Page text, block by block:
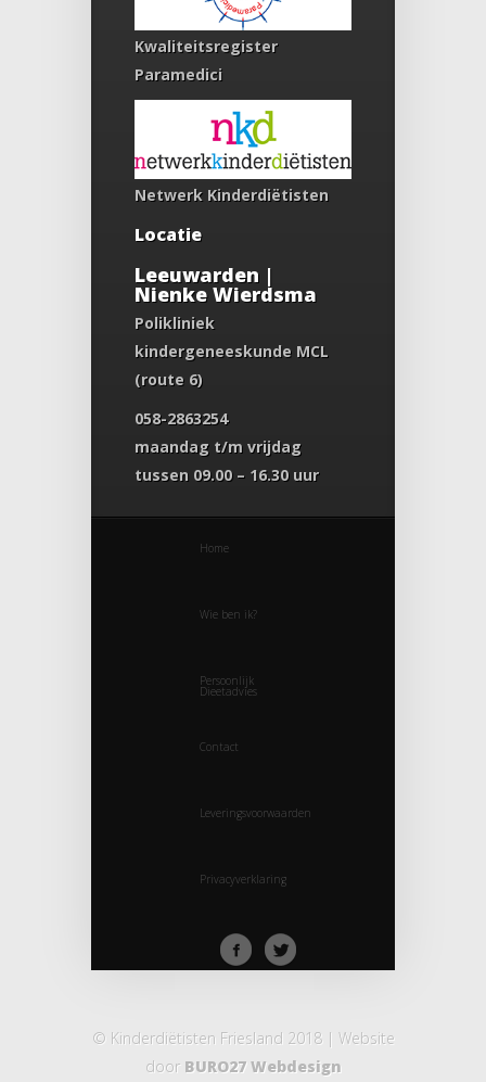
Kwaliteitsregister
Paramedici
Netwerk Kinderdiëtisten
Locatie
Leeuwarden |
Nienke Wierdsma
Polikliniek
kindergeneeskunde MCL
(route 6)
058-2863254
maandag t/m vrijdag
tussen 09.00 – 16.30 uur
Home
Wie ben ik?
Persoonlijk
Dieetadvies
Contact
Leveringsvoorwaarden
Privacyverklaring
© Kinderdiëtisten Friesland 2018 | Website
door BURO27 Webdesign